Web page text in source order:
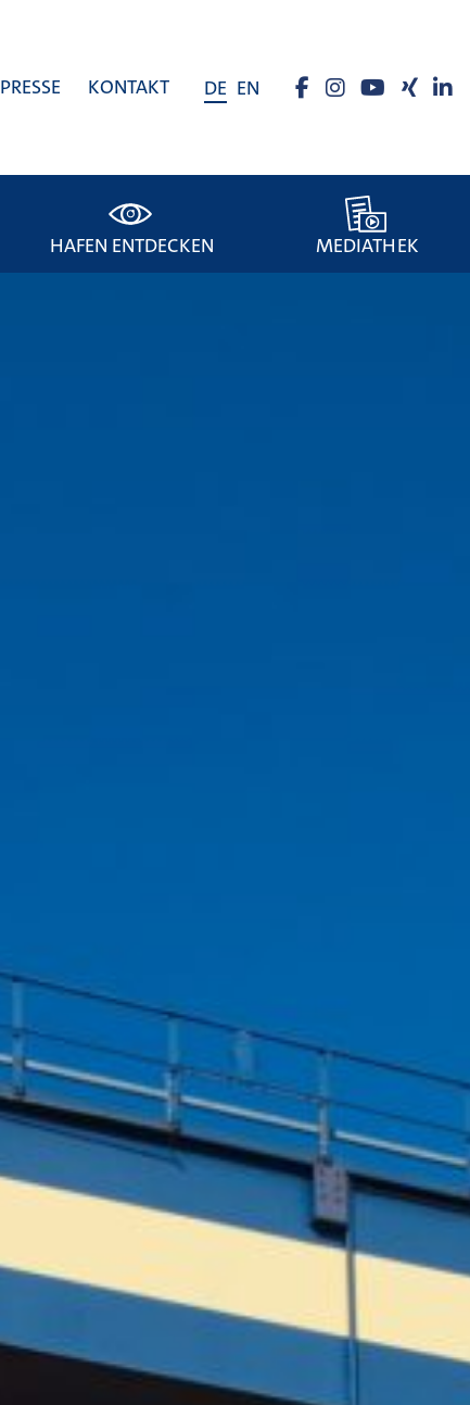
PRESSE KONTAKT DE EN
HAFEN ENTDECKEN MEDIATHEK